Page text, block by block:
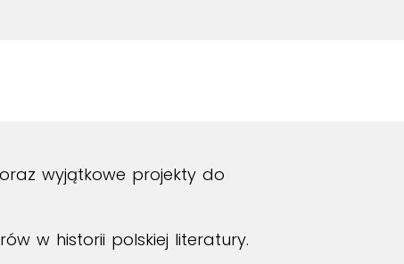
wyjątkowe projekty do
w historii polskiej literatury.